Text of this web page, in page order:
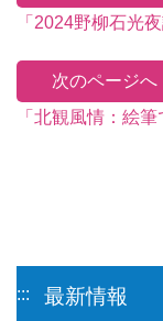
次のページへ
::: 最新情報